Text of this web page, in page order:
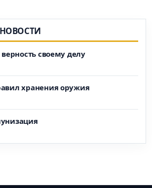
своему делу
хранения оружия